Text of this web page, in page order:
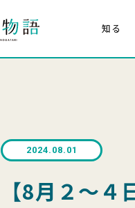
知る
桑都物語につ
クイズ de ポス
2024.08.01
【8月２～４